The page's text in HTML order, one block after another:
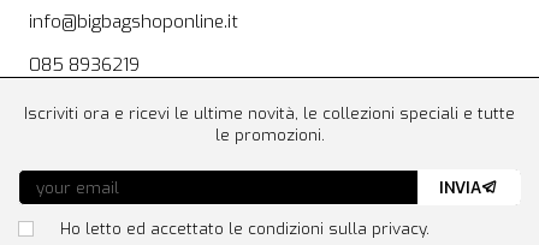
info@bigbagshoponline.it
085 8936219
Iscriviti ora e ricevi le ultime novità, le collezioni speciali e tutte
le promozioni.
Ho letto ed accettato le condizioni sulla privacy.
INVIA